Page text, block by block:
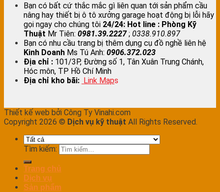
Bạn có bất cứ thắc mắc gì liên quan tới sản phẩm cầu
nâng hay thiết bị ô tô xưởng garage hoạt động bị lỗi hãy
gọi ngay cho chúng tôi 24/24: Hot line : Phòng Kỹ
Thuật Mr Tiên: 0981.39.2227; 0338.910.897
Bạn có nhu cầu trang bị thêm dụng cụ đồ nghề liên hệ
Kinh Doanh Ms Tú Anh: 0906.372.023
Địa chỉ : 101/3P, Đường số 1, Tân Xuân Trung Chánh,
Hóc môn, TP Hồ Chí Minh
Địa chỉ kho bãi: Link Maps
Thiết kế web bởi Công Ty Vinahi.com
Copyright 2026 © Dịch vụ kỹ thuật All Rights Reserved.
Tìm kiếm:
Trang chủ
Dịch vụ
Sản phẩm